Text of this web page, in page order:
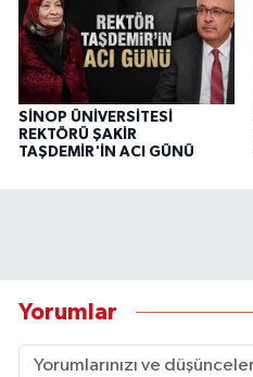
SİNOP ÜNİVERSİTESİ
REKTÖRÜ ŞAKİR
TAŞDEMİR'İN ACI GÜNÜ
Yorumlar